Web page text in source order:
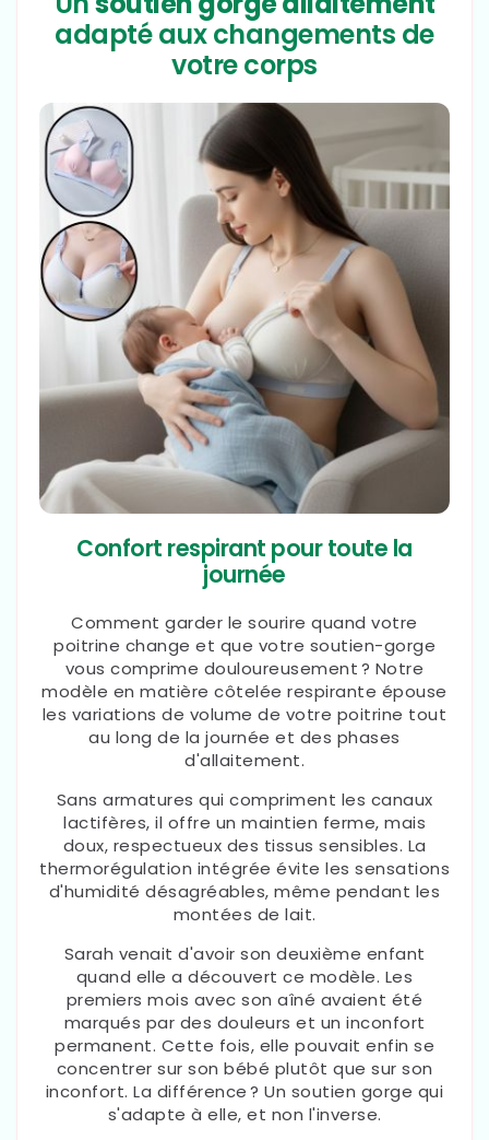
adapté aux changements de
votre corps
Confort respirant pour toute la
journée
Comment garder le sourire quand votre
poitrine change et que votre soutien-gorge
vous comprime douloureusement ? Notre
modèle en matière côtelée respirante épouse
les variations de volume de votre poitrine tout
au long de la journée et des phases
d'allaitement.
Sans armatures qui compriment les canaux
lactifères, il offre un maintien ferme, mais
doux, respectueux des tissus sensibles. La
thermorégulation intégrée évite les sensations
d'humidité désagréables, même pendant les
montées de lait.
Sarah venait d'avoir son deuxième enfant
quand elle a découvert ce modèle. Les
premiers mois avec son aîné avaient été
marqués par des douleurs et un inconfort
permanent. Cette fois, elle pouvait enfin se
concentrer sur son bébé plutôt que sur son
inconfort. La différence ? Un soutien gorge qui
s'adapte à elle, et non l'inverse.